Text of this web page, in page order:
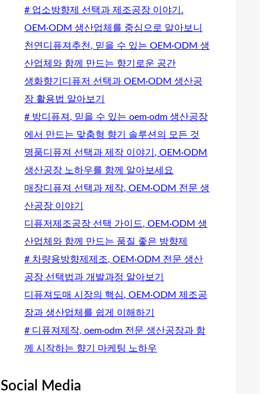
# 업소방향제 선택과 제조공장 이야기.
OEM·ODM 생산업체를 중심으로 알아보니
천연디퓨져추천, 믿을 수 있는 OEM·ODM 생
산업체와 함께 만드는 향기로운 공간
생화향기디퓨저 선택과 OEM·ODM 생산공
장 활용법 알아보기
# 방디퓨져, 믿을 수 있는 oem·odm 생산공장
에서 만드는 맞춤형 향기 솔루션의 모든 것
명품디퓨져 선택과 제작 이야기, OEM·ODM
생산공장 노하우를 함께 알아보세요
매장디퓨져 선택과 제작, OEM·ODM 전문 생
산공장 이야기
디퓨저제조공장 선택 가이드, OEM·ODM 생
산업체와 함께 만드는 품질 좋은 방향제
# 차량용방향제제조, OEM·ODM 전문 생산
공장 선택법과 개발과정 알아보기
디퓨져도매 시장의 핵심, OEM·ODM 제조공
장과 생산업체를 쉽게 이해하기
# 디퓨져제작, oem·odm 전문 생산공장과 함
께 시작하는 향기 마케팅 노하우
Social Media